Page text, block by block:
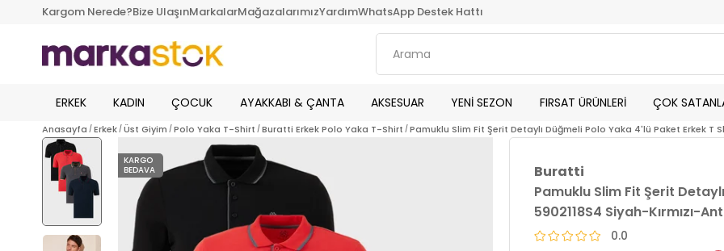
Kargom Nerede?Bize UlaşınMarkalarMağazalarımızYardımWhatsApp Destek Hattı
ERKEK KADIN ÇOCUK AYAKKABI & ÇANTA AKSESUAR YENİ SEZON FIRSAT ÜRÜNLERİ ÇOK
Anasayfa Erkek Üst Giyim Polo Yaka T-Shirt Buratti Erkek Polo Yaka T-Shirt Pamuklu Slim Fit Şerit Detaylı Düğmeli Polo Yaka 4'lü Paket Erkek T
KARGO
BEDAVA
Buratti
Pamuklu Slim Fit Şerit
5902118S4 Siyah-Kırmızı-
0.0